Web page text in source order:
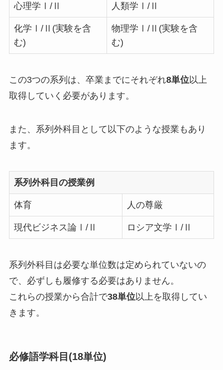
心理学Ⅰ/Ⅱ 人類学Ⅰ/Ⅱ
化学Ⅰ/Ⅱ(実験を含
む)
物理学Ⅰ/Ⅱ(実験を含
む)
この3つの系列は、卒業までにそれぞれ8単位 以上
取得していく必要があります。
また、系列外科目として以下のような授業もあり
ます。
系列外科目の授業例
体育 人の尊厳
現代ビジネス論Ⅰ/Ⅱ ロシア文学Ⅰ/Ⅱ
系列外科目は必要な単位数は定められていないの
で、必ずしも履修する必要はありません。
これらの授業から合計で38単位以上を取得してい
きます。
必修語学科目(18単位)